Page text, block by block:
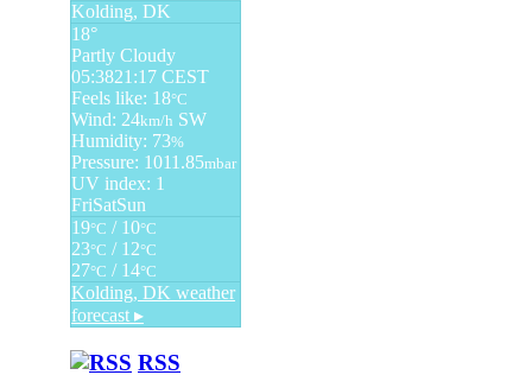
Kolding, DK
18°
Partly Cloudy
05:3821:17 CEST
Feels like: 18°C
Wind: 24km/h SW
Humidity: 73%
Pressure: 1011.85mbar
UV index: 1
FriSatSun
19°C / 10°C
23°C / 12°C
27°C / 14°C
Kolding, DK weather
forecast ▸
RSS